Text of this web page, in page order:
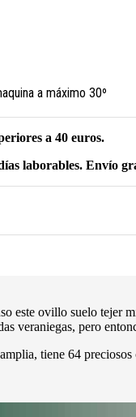
a máximo 30º
a 40 euros.
laborables. Envío
este ovillo suelo tejer
veraniegas, pero
tiene 64 preciosos